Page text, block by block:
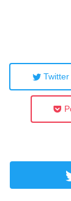
Twitter